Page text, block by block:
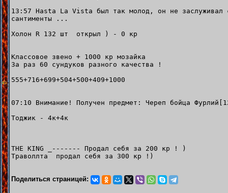
13:57 Hasta La Vista был так молод, он не заслуживал
сантименты ...
Холон R 132 шт открыл ) - 0 кр
Классовое звено + 1000 кр мозайка
За раз 60 сундуков разного качества !
555+716+699+504+500+409+1000
07:10 Внимание! Получен предмет: Череп бойца
Тоджик - 4к+4к
THE KING _------- Продал себя за 200 кр ! )
Траволлта продал себя за 300 кр !)
Поделиться страницей: